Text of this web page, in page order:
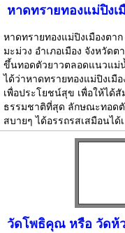
หาดทรายทองแม่ปิงเ
หาดทรายทองแม่ปิงเมืองตา
มะม่วง อำเภอเมือง จังหวัด
ขึ้นทอดตัวยาวตลอดแนวแม่
ได้ว่าหาดทรายทองแม่ปิงเมื
เพื่อประโยชน์สุข เพื่อให้ได้
ธรรมชาติที่สุด ลักษณะทอดตั
สบายๆ ได้อรรถรสเสมือนได้
วัดโพธิคุณ หรือ วัดห้